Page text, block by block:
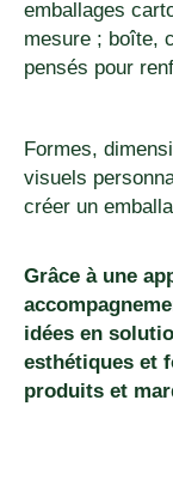
emballages
mesure ; boîte,
pensés pour
Formes,
visuels
créer un
Grâce à une
idées en
esthétiques et
produits et